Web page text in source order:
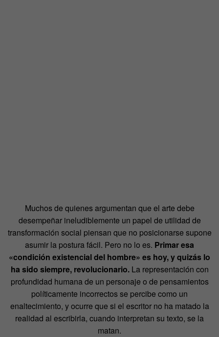
Muchos de quienes argumentan que el arte debe
desempeñar ineludiblemente un papel de utilidad de
transformación social piensan que no posicionarse supone
asumir la postura fácil. Pero no lo es. Primar esa
«condición existencial del hombre» es hoy, y quizás lo
ha sido siempre, revolucionario.La representación con
profundidad humana de un personaje o de pensamientos
políticamente incorrectos se percibe como un
enaltecimiento, y ocurre que si el escritor no ha matado la
realidad al escribirla, cuando interpretan su texto, se la
matan.